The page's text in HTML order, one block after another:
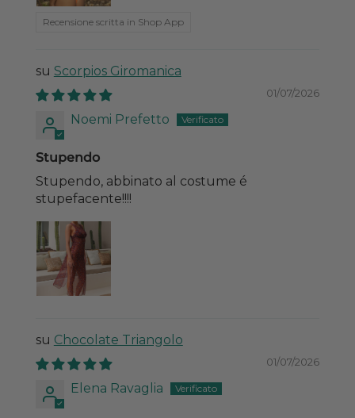
Recensione scritta in Shop App
Scorpios Giromanica
01/07/2026
Noemi Prefetto
Stupendo
Stupendo, abbinato al costume é
stupefacente!!!!
Chocolate Triangolo
01/07/2026
Elena Ravaglia